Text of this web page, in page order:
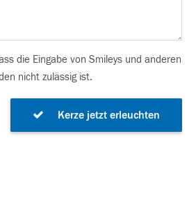
die Eingabe von Smileys und anderen
nicht zulässig ist.
Kerze jetzt erleuchten